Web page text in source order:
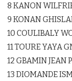
8 KANON
9 KONAN
10 COULIBALY
11 TOURE YAYA
12 GBAMIN JEAN
13 DIOMANDE